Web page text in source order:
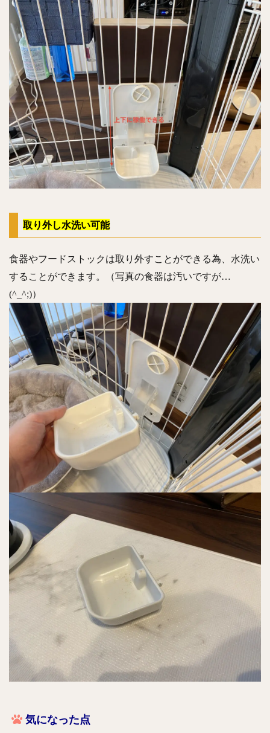
取り外し水洗い可能
食器やフードストックは取り外すことができる為、水洗い
することができます。（写真の食器は汚いですが…
(^_^;)）
気になった点